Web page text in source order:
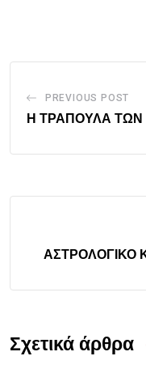
PREVIOUS POST
Η ΤΡΑΠΟΥΛΑ
ΑΣΤΡΟΛΟΓΙΚΟ
Σχετικά άρθρα